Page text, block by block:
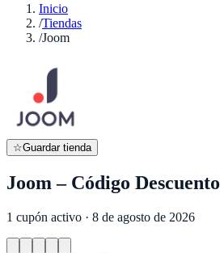
Inicio
/Tiendas
/Joom
☆Guardar tienda
Joom – Código Descuento
1 cupón activo · 8 de agosto de 2026